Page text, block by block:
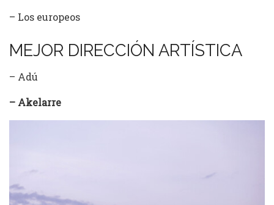
– Los europeos
MEJOR DIRECCIÓN ARTÍSTICA
– Adú
– Akelarre